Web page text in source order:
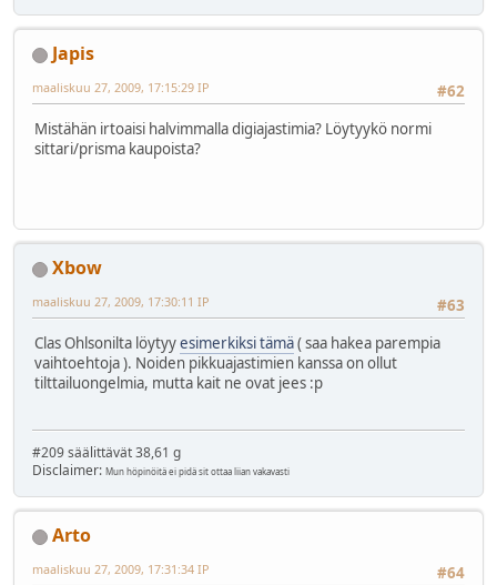
Japis
#62
maaliskuu 27, 2009, 17:15:29 IP
Mistähän irtoaisi halvimmalla digiajastimia? Löytyykö normi
sittari/prisma kaupoista?
Xbow
#63
maaliskuu 27, 2009, 17:30:11 IP
Clas Ohlsonilta löytyyesimerkiksi tämä( saa hakea parempia
vaihtoehtoja ). Noiden pikkuajastimien kanssa on ollut
tilttailuongelmia, mutta kait ne ovat jees :p
#209 säälittävät 38,61 g
Disclaimer: Mun höpinöitä ei pidä sit ottaa liian vakavasti
Arto
#64
maaliskuu 27, 2009, 17:31:34 IP